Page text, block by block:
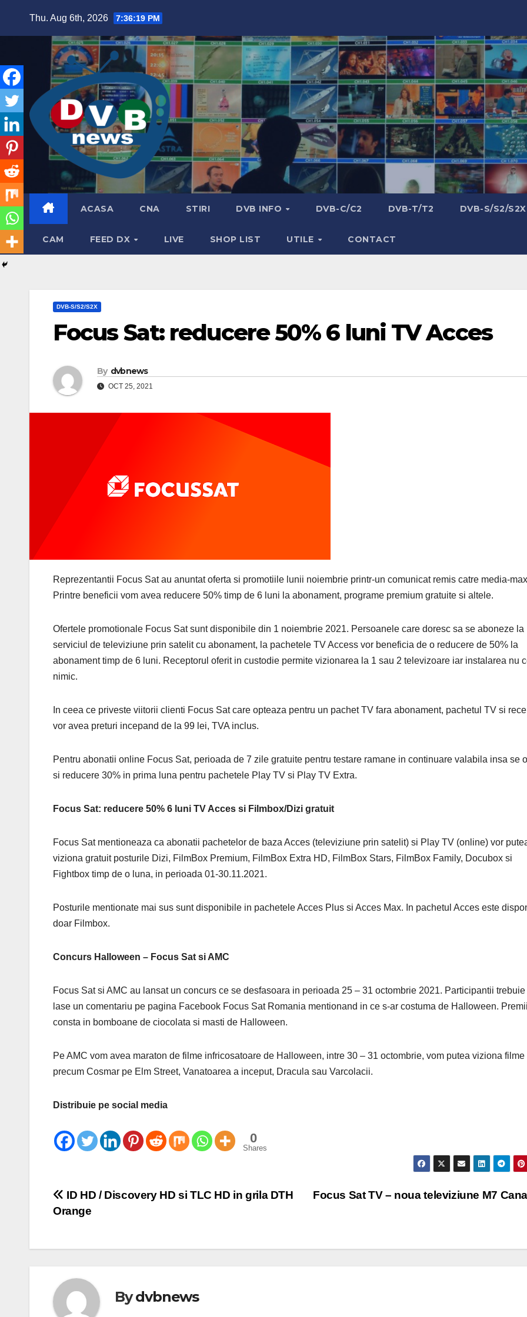
Thu. Aug 6th, 2026 7:36:20 PM
ACASA CNA STIRI DVB INFO DVB-C/C2 DVB-T/T2 DVB-S/S2/S2X
CAM FEED DX LIVE SHOP LIST UTILE CONTACT
DVB-S/S2/S2X
Focus Sat: reducere 50% 6 luni TV Acces
By dvbnews
OCT 25, 2021
Reprezentantii Focus Sat au anuntat oferta si promotiile lunii noiembrie printr-un comunicat remis catre media-
Printre beneficii vom avea reducere 50% timp de 6 luni la abonament, programe premium gratuite si altele.
Ofertele promotionale Focus Sat sunt disponibile din 1 noiembrie 2021. Persoanele care doresc sa se aboneze la
serviciul de televiziune prin satelit cu abonament, la pachetele TV Access vor beneficia de o reducere de 50% la
abonament timp de 6 luni. Receptorul oferit in custodie permite vizionarea la 1 sau 2 televizoare iar instalarea nu
nimic.
In ceea ce priveste viitorii clienti Focus Sat care opteaza pentru un pachet TV fara abonament, pachetul TV si
vor avea preturi incepand de la 99 lei, TVA inclus.
Pentru abonatii online Focus Sat, perioada de 7 zile gratuite pentru testare ramane in continuare valabila insa se
si reducere 30% in prima luna pentru pachetele Play TV si Play TV Extra.
Focus Sat: reducere 50% 6 luni TV Acces si Filmbox/Dizi gratuit
Focus Sat mentioneaza ca abonatii pachetelor de baza Acces (televiziune prin satelit) si Play TV (online) vor
viziona gratuit posturile Dizi, FilmBox Premium, FilmBox Extra HD, FilmBox Stars, FilmBox Family, Docubox si
Fightbox timp de o luna, in perioada 01-30.11.2021.
Posturile mentionate mai sus sunt disponibile in pachetele Acces Plus si Acces Max. In pachetul Acces este
doar Filmbox.
Concurs Halloween – Focus Sat si AMC
Focus Sat si AMC au lansat un concurs ce se desfasoara in perioada 25 – 31 octombrie 2021. Participantii trebuie
lase un comentariu pe pagina Facebook Focus Sat Romania mentionand in ce s-ar costuma de Halloween.
consta in bomboane de ciocolata si masti de Halloween.
Pe AMC vom avea maraton de filme infricosatoare de Halloween, intre 30 – 31 octombrie, vom putea viziona filme
precum Cosmar pe Elm Street, Vanatoarea a inceput, Dracula sau Varcolacii.
Distribuie pe social media
0
Shares
Post
navigation
Focus Sat TV – noua televiziune M7
ID HD / Discovery HD si TLC HD in grila DTH
Orange
Bydvbnews